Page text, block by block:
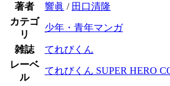
著者 響眞 / 田口清隆
カテゴ
リ
少年・青年マンガ
雑誌
てれびくん
レーベ
ル
てれびくん SUPER HERO